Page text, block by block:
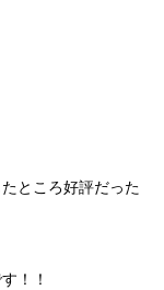
ところ好評だった
！！